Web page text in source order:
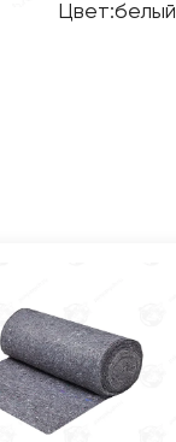
Цвет:белый